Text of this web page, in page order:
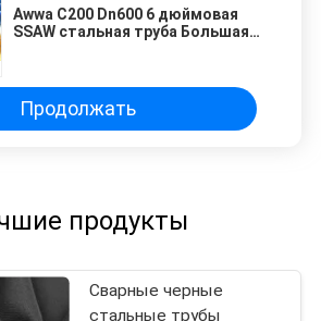
Awwa C200 Dn600 6 дюймовая
SSAW стальная труба Большая
Продолжать
продукты
Сварные черные
стальные трубы